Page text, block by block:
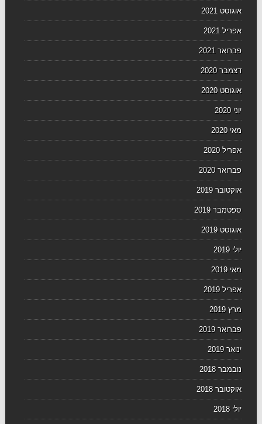
אוגוסט 2021
אפריל 2021
פברואר 2021
דצמבר 2020
אוגוסט 2020
יוני 2020
מאי 2020
אפריל 2020
פברואר 2020
אוקטובר 2019
ספטמבר 2019
אוגוסט 2019
יולי 2019
מאי 2019
אפריל 2019
מרץ 2019
פברואר 2019
ינואר 2019
נובמבר 2018
אוקטובר 2018
יולי 2018